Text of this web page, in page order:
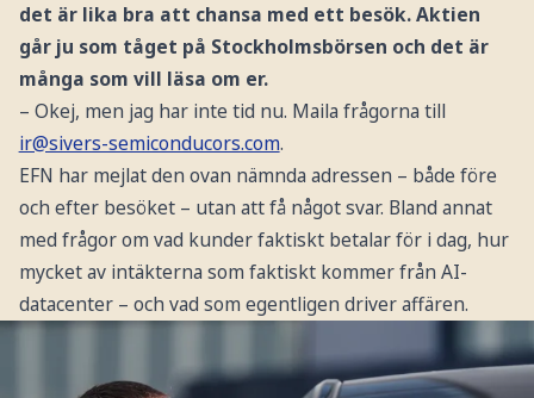
det är lika bra att chansa med ett besök. Aktien
går ju som tåget på Stockholmsbörsen och det är
många som vill läsa om er.
– Okej, men jag har inte tid nu. Maila frågorna till
ir@sivers-semiconducors.com.
EFN har mejlat den ovan nämnda adressen – både före
och efter besöket – utan att få något svar. Bland annat
med frågor om vad kunder faktiskt betalar för i dag, hur
mycket av intäkterna som faktiskt kommer från AI-
datacenter – och vad som egentligen driver affären.